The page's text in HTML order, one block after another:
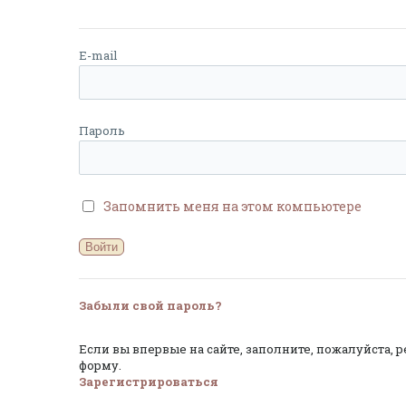
E-mail
Пароль
Запомнить меня на этом компьютере
Забыли свой пароль?
Если вы впервые на сайте, заполните, пожалуйста,
форму.
Зарегистрироваться